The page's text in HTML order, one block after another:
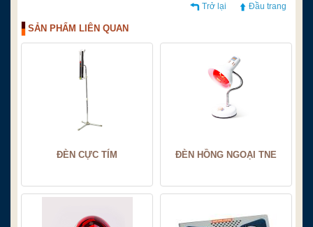
Trở lại Đầu trang
SẢN PHẨM LIÊN QUAN
ĐÈN CỰC TÍM ĐÈN HỒNG NGOẠI TNE